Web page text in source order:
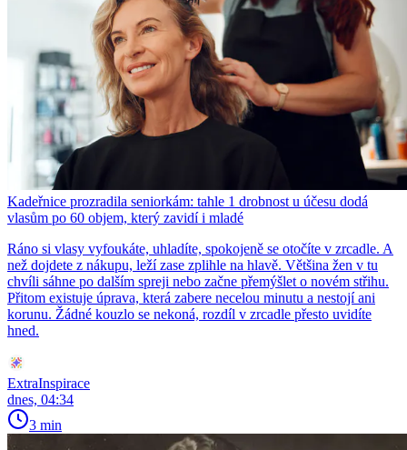
Kadeřnice prozradila seniorkám: tahle 1 drobnost u účesu dodá
vlasům po 60 objem, který zavidí i mladé
Ráno si vlasy vyfoukáte, uhladíte, spokojeně se otočíte v zrcadle. A
než dojdete z nákupu, leží zase zplihle na hlavě. Většina žen v tu
chvíli sáhne po dalším spreji nebo začne přemýšlet o novém střihu.
Přitom existuje úprava, která zabere necelou minutu a nestojí ani
korunu. Žádné kouzlo se nekoná, rozdíl v zrcadle přesto uvidíte
hned.
ExtraInspirace
dnes, 04:34
3 min